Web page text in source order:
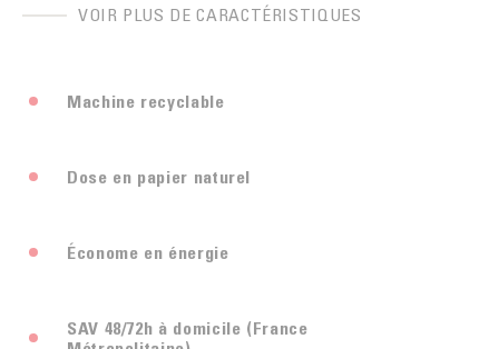
VOIR PLUS DE CARACTÉRISTIQUES
Machine recyclable
Dose en papier naturel
Économe en énergie
SAV 48/72h à domicile (France